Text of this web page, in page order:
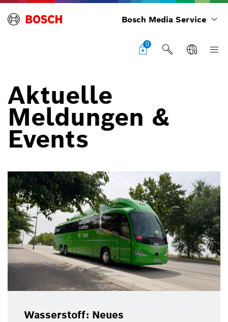
Bosch Media Service
0
Aktuelle
Meldungen &
Events
Wasserstoff: Neues